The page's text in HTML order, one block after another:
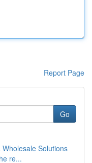
Report Page
Go
Solutions
re...